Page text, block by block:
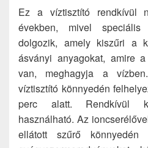
Ez a víztisztító rendkívül
években, mivel speciális
dolgozik, amely kiszűri a
ásványi anyagokat, amire
van, meghagyja a
víztisztító könnyedén
perc alatt. Rendkívül
használható. Az
ellátott szűrő